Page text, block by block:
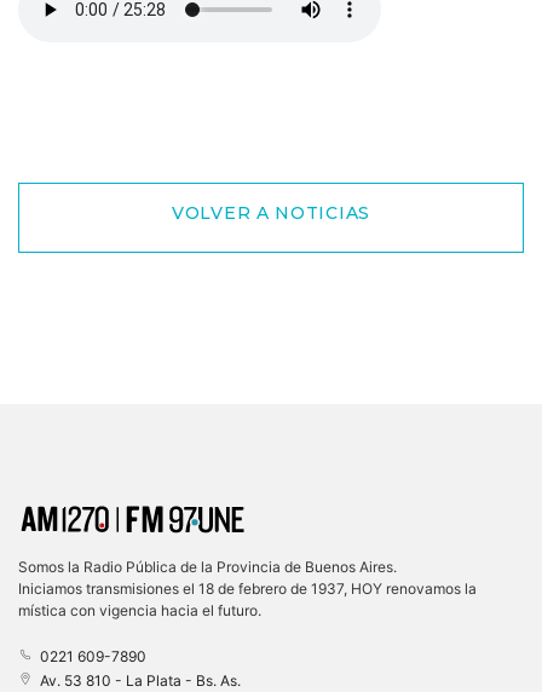
VOLVER A NOTICIAS
Somos la Radio Pública de la Provincia de Buenos Aires.
Iniciamos transmisiones el 18 de febrero de 1937, HOY renovamos la
mística con vigencia hacia el futuro.
0221 609-7890
Av. 53 810 - La Plata - Bs. As.